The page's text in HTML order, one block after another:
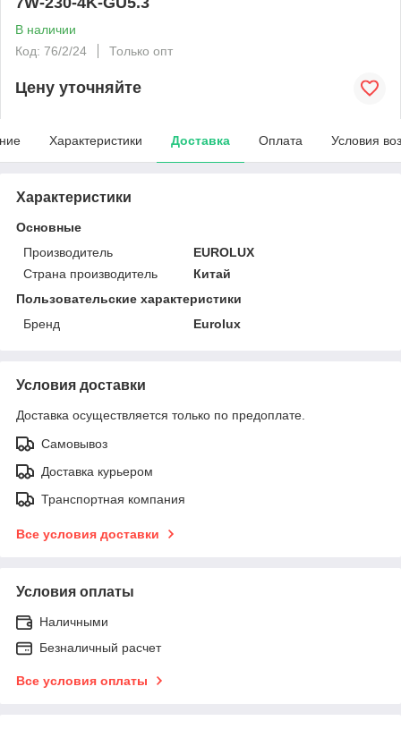
В наличии
Код: 76/2/24
Только опт
Цену уточняйте
Характеристики Доставка Оплата Условия
Характеристики
Основные
Производитель
EUROLUX
Страна производитель
Китай
Пользовательские характеристики
Бренд
Eurolux
Условия доставки
Доставка осуществляется только по предоплате.
Самовывоз
Доставка курьером
Транспортная компания
Все условия доставки
Условия оплаты
Наличными
Безналичный расчет
Все условия оплаты